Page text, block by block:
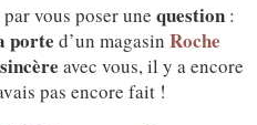
vous poser une question:
porte d’un magasin Roche
sincère avec vous, il y a encore
pas encore fait !